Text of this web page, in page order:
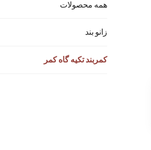
همه محصولات
زانو بند
کمربند تکیه گاه کمر